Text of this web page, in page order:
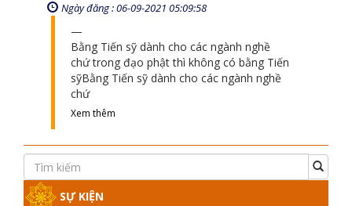
Ngày đăng : 06-09-2021 05:09:58
Bằng Tiến sỹ dành cho các ngành nghề
chứ trong đạo phật thì không có bằng Tiến
sỹBằng Tiến sỹ dành cho các ngành nghề
chứ
Xem thêm
SỰ KIỆN